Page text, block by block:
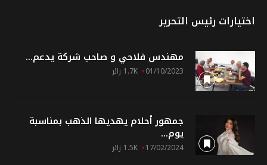
اختيارات رئيس التحرير
مهندس فلاحي و صاحب شركة يدعم...
01/10/2023 1.7K زائر
جمهور أحلام يهديها الذهب بمناسبة
يوم...
17/02/2024 1.5K زائر